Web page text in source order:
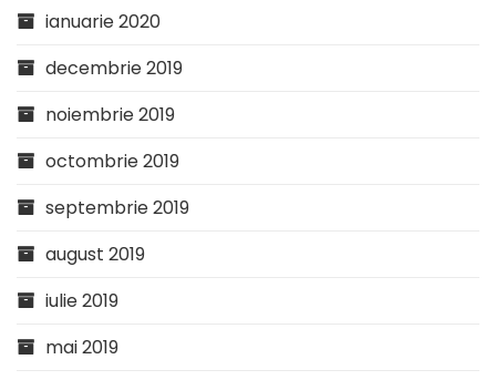
ianuarie 2020
decembrie 2019
noiembrie 2019
octombrie 2019
septembrie 2019
august 2019
iulie 2019
mai 2019